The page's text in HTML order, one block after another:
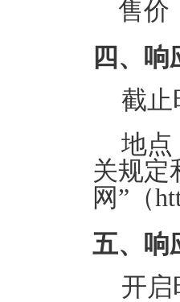
售价
四、响
截止
地点
关规定
网”（
五、响
开启